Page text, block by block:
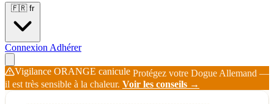
🇫🇷 fr
Connexion Adhérer
Vigilance ORANGE canicule Protégez votre Dogue Allemand —
il est très sensible à la chaleur. Voir les conseils →